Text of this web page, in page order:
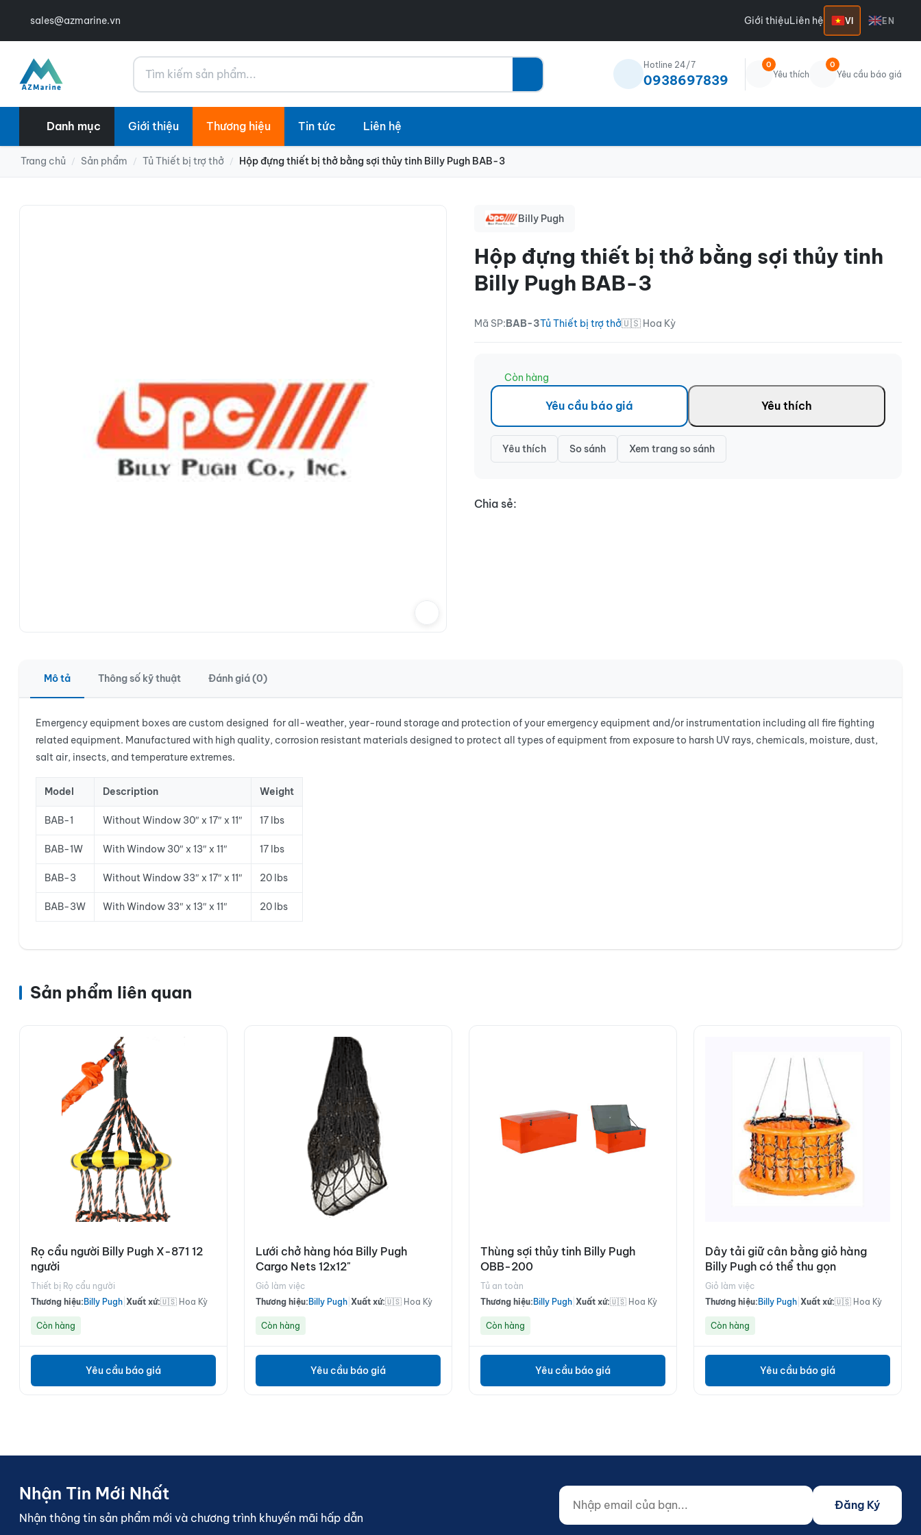
sales@azmarine.vn Giới thiệuLiên hệ VI EN
Tìm kiếm Hotline 24/7
0938697839
0
Yêu thích
0
Yêu cầu báo giá
Danh mục Giới thiệu Thương hiệu Tin tức Liên hệ
Trang chủ / Sản phẩm / Tủ Thiết bị trợ thở / Hộp đựng thiết bị thở bằng sợi thủy tinh Billy Pugh BAB-3
Billy Pugh
Hộp đựng thiết bị thở bằng sợi thủy tinh
Billy Pugh BAB-3
Mã SP:BAB-3Tủ Thiết bị trợ thở🇺🇸 Hoa Kỳ
Còn hàng
Yêu cầu báo giá Yêu thích
Yêu thích So sánh Xem trang so sánh
Chia sẻ:
Mô tả Thông số kỹ thuật Đánh giá (0)
Emergency equipment boxes are custom designed for all-weather, year-round storage and protection of your emergency equipment and/or instrumentation including all fire fighting
related equipment. Manufactured with high quality, corrosion resistant materials designed to protect all types of equipment from exposure to harsh UV rays, chemicals, moisture, dust,
salt air, insects, and temperature extremes.
Model Description Weight
BAB-1 Without Window 30″ x 17″ x 11″ 17 lbs
BAB-1W With Window 30″ x 13″ x 11″ 17 lbs
BAB-3 Without Window 33″ x 17″ x 11″ 20 lbs
BAB-3W With Window 33″ x 13″ x 11″ 20 lbs
Sản phẩm liên quan
Rọ cẩu người Billy Pugh X-871 12
người
Thiết bị Rọ cẩu người
Thương hiệu: Billy Pugh Xuất xứ:🇺🇸 Hoa Kỳ
Còn hàng
Yêu cầu báo giá
Lưới chở hàng hóa Billy Pugh
Cargo Nets 12x12"
Giỏ làm việc
Thương hiệu: Billy Pugh Xuất xứ:🇺🇸 Hoa Kỳ
Còn hàng
Yêu cầu báo giá
Thùng sợi thủy tinh Billy Pugh
OBB-200
Tủ an toàn
Thương hiệu: Billy Pugh Xuất xứ:🇺🇸 Hoa Kỳ
Còn hàng
Yêu cầu báo giá
Dây tải giữ cân bằng giỏ hàng
Billy Pugh có thể thu gọn
Giỏ làm việc
Thương hiệu: Billy Pugh Xuất xứ:🇺🇸 Hoa Kỳ
Còn hàng
Yêu cầu báo giá
Nhận Tin Mới Nhất
Nhận thông tin sản phẩm mới và chương trình khuyến mãi hấp dẫn
Nhập email của bạn...
Website (do not fill)
Đăng Ký